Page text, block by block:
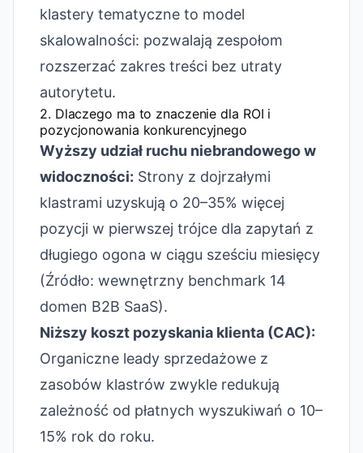
klastery tematyczne to model
skalowalności: pozwalają zespołom
rozszerzać zakres treści bez utraty
autorytetu.
2. Dlaczego ma to znaczenie dla ROI i
pozycjonowania konkurencyjnego
Wyższy udział ruchu niebrandowego w
widoczności: Strony z dojrzałymi
klastrami uzyskują o 20–35% więcej
pozycji w pierwszej trójce dla zapytań z
długiego ogona w ciągu sześciu miesięcy
(Źródło: wewnętrzny benchmark 14
domen B2B SaaS).
Niższy koszt pozyskania klienta (CAC):
Organiczne leady sprzedażowe z
zasobów klastrów zwykle redukują
zależność od płatnych wyszukiwań o 10–
15% rok do roku.